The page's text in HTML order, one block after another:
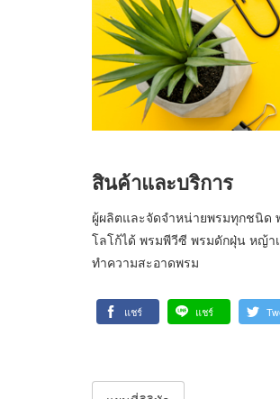
สินค้าและบริการ
ผู้ผลิตและจัดจำหน่ายพรมทุกชนิด
โลโก้ได้ พรมพีวีซี พรมดักฝุ่น หญ้า
ทำความสะอาดพรม
แชร์ แชร์